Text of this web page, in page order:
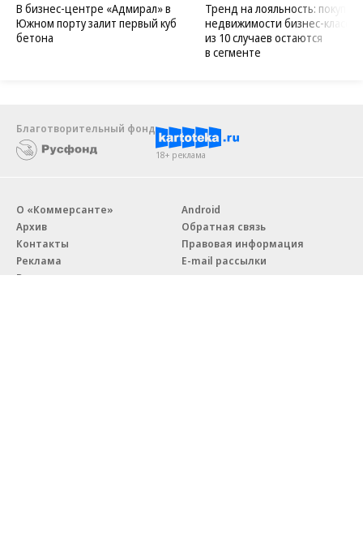
В бизнес-центре «Адмирал» в
Южном порту залит первый куб
бетона
Тренд на лояльность:
недвижимости бизнес-класса
из 10 случаев остаются
в сегменте
Благотворительный фонд
18+ реклама
О «Коммерсанте»
Архив
Контакты
Реклама
Вакансии
Android
Обратная связь
Правовая информация
E-mail рассылки